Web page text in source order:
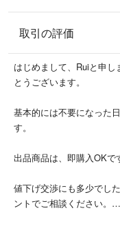
取引の評価
はじめまして、Ruiと申
とうございます。
基本的には不要になった
す。
出品商品は、即購入OKで
値下げ交渉にも多少でし
ントでご相談ください。